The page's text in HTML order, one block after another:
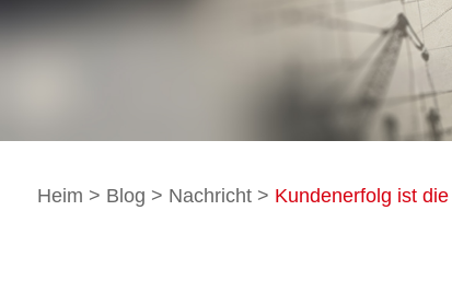
Heim > Blog > Nachricht> Kundenerfolg ist